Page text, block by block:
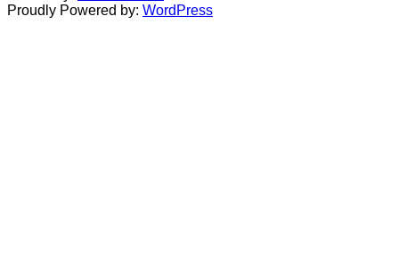
Proudly Powered by: WordPress